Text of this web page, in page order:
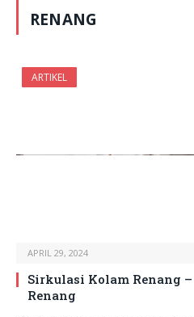
RENANG
ARTIKEL
APRIL 29, 2024
Sirkulasi Kolam Renang
Renang